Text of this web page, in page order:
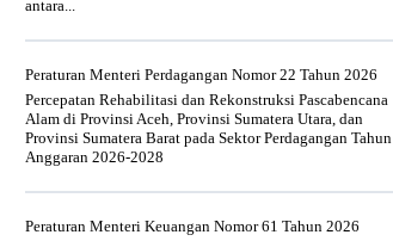
antara...
Peraturan Menteri Perdagangan Nomor 22 Tahun 2026
Percepatan Rehabilitasi dan Rekonstruksi Pascabencana
Alam di Provinsi Aceh, Provinsi Sumatera Utara, dan
Provinsi Sumatera Barat pada Sektor Perdagangan Tahun
Anggaran 2026-2028
Peraturan Menteri Keuangan Nomor 61 Tahun 2026